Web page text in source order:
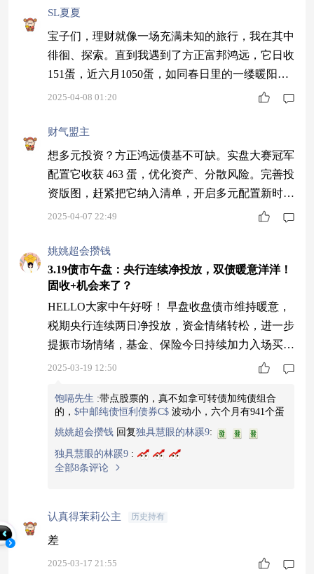
今天收6个蛋 #
与中长期业绩均优于A股红利基金，规模突破200亿
者与机构资金的关注，在波动行情中展现出一定的配
置价值。
SL夏夏
宝子们，理财就像一场充满未知的旅行，我在其中
徘徊、探索。直到我遇到了方正富邦鸿远，它日收
151蛋，近六月1050蛋，如同春日里的一缕暖阳，
温暖了我的理财之路。$方正富邦鸿远债券C$
2025-04-08 01:20
财气盟主
想多元投资？方正鸿远债基不可缺。实盘大赛冠军
配置它收获 463 蛋，优化资产、分散风险。完善投
资版图，赶紧把它纳入清单，开启多元配置新时
代。
2025-04-07 22:49
姚姚超会攒钱
3.19债市午盘：央行连续净投放，双债暖意洋洋！
固收+机会来了？
HELLO大家中午好呀！ 早盘收盘债市维持暖意，
税期央行连续两日净投放，资金情绪转松，进一步
提振市场情绪，基金、保险今日持续加力入场买
债，盘初现券收益率普遍下行1-2BP，10年期国债
股有所拉升，证券卖债力量增强，银行间主要利率
债收益率回吐部分下行幅度。 今日双债比预期表
现的好，但单纯看长端/超长端利率债的话，还需
要进一步下行才可能扭转趋势（毕竟
2025-03-19 12:50
饱嗝先生 :带点股票的，真不如拿可转债加纯债组合
的， $中邮纯债恒利债券C$ 波动小，六个月有941个蛋
姚姚超会攒钱 回复独具慧眼的林蹊9:
独具慧眼的林蹊9 :
全部8条评论
认真得茉莉公主 历史持有
差
2025-03-17 21:55